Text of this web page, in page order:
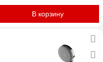
В корзину